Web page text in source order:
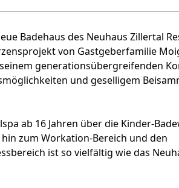
Badehaus des Neuhaus Zillertal
von Gastgeberfamilie
generationsübergreifenden
und geselligem
ab 16 Jahren über die Kinder-
hin zum Workation-Bereich und den
ist so vielfältig wie das